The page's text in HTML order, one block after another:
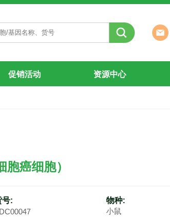
促销活动 资源中心
癌细胞）
号:
物种:
小鼠